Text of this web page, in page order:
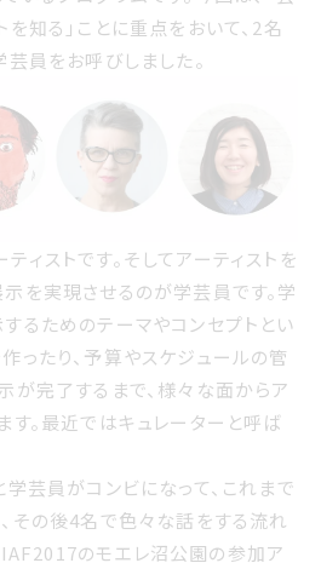
を知る」ことに重点をおいて、2名
員をお呼びしました。
ィストです。そしてアーティストを
を実現させるのが学芸員です。学
るためのテーマやコンセプトとい
ったり、予算やスケジュールの管
が完了するまで、様々な面からア
す。最近ではキュレーターと呼ば
学芸員がコンビになって、これまで
その後4名で色々な話をする流れ
のモエレ沼公園の参加ア